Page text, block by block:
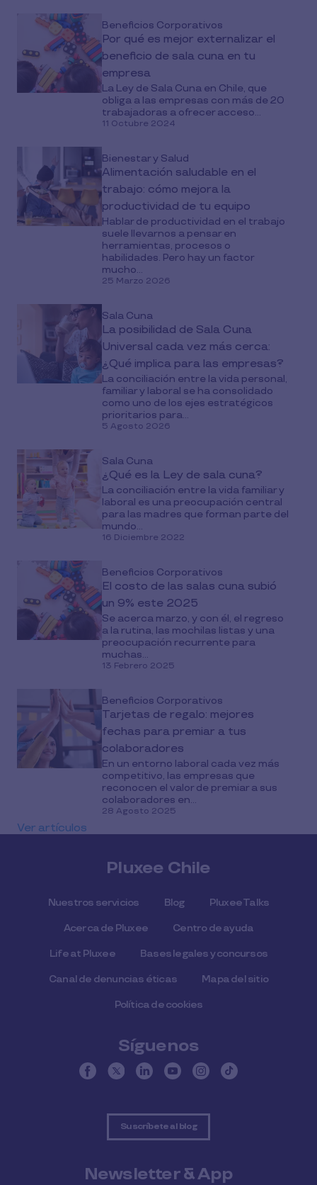
Beneficios Corporativos
Por qué es mejor externalizar el
beneficio de sala cuna en tu
empresa
La Ley de Sala Cuna en Chile, que
obliga a las empresas con más de 20
trabajadoras a ofrecer acceso...
11 Octubre 2024
Bienestar y Salud
Alimentación saludable en el
trabajo: cómo mejora la
productividad de tu equipo
Hablar de productividad en el trabajo
suele llevarnos a pensar en
herramientas, procesos o
habilidades. Pero hay un factor
mucho...
25 Marzo 2026
Sala Cuna
La posibilidad de Sala Cuna
Universal cada vez más cerca:
¿Qué implica para las empresas?
La conciliación entre la vida personal,
familiar y laboral se ha consolidado
como uno de los ejes estratégicos
prioritarios para...
5 Agosto 2026
Sala Cuna
¿Qué es la Ley de sala cuna?
La conciliación entre la vida familiar y
laboral es una preocupación central
para las madres que forman parte del
mundo...
16 Diciembre 2022
Beneficios Corporativos
El costo de las salas cuna subió
un 9% este 2025
Se acerca marzo, y con él, el regreso
a la rutina, las mochilas listas y una
preocupación recurrente para
muchas...
13 Febrero 2025
Beneficios Corporativos
Tarjetas de regalo: mejores
fechas para premiar a tus
colaboradores
En un entorno laboral cada vez más
competitivo, las empresas que
reconocen el valor de premiar a sus
colaboradores en...
28 Agosto 2025
Ver artículos
Pluxee Chile
Nuestros servicios Blog Pluxee Talks
Acerca de Pluxee Centro de ayuda
Life at Pluxee Bases legales y concursos
Canal de denuncias éticas Mapa del sitio
Política de cookies
Síguenos
Suscríbete al blog
Newsletter & App